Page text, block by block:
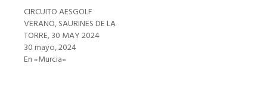
CIRCUITO AESGOLF
VERANO, SAURINES DE LA
TORRE, 30 MAY 2024
30 mayo, 2024
En «Murcia»